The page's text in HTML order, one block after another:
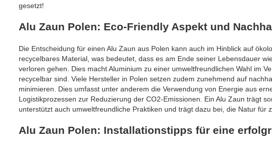
gesetzt!
Alu Zaun Polen: Eco-Friendly Aspekt und
Die Entscheidung für einen Alu Zaun aus Polen kann auch im Hinblick auf
recycelbares Material, was bedeutet, dass es am Ende seiner Lebensdauer
verloren gehen. Dies macht Aluminium zu einer umweltfreundlichen Wahl im
recycelbar sind. Viele Hersteller in Polen setzen zudem zunehmend auf
minimieren. Dies umfasst unter anderem die Verwendung von Energie aus
Logistikprozessen zur Reduzierung der CO2-Emissionen. Ein Alu Zaun trägt
unterstützt auch umweltfreundliche Praktiken und trägt dazu bei, die Natur für
Alu Zaun Polen: Installationstipps für eine